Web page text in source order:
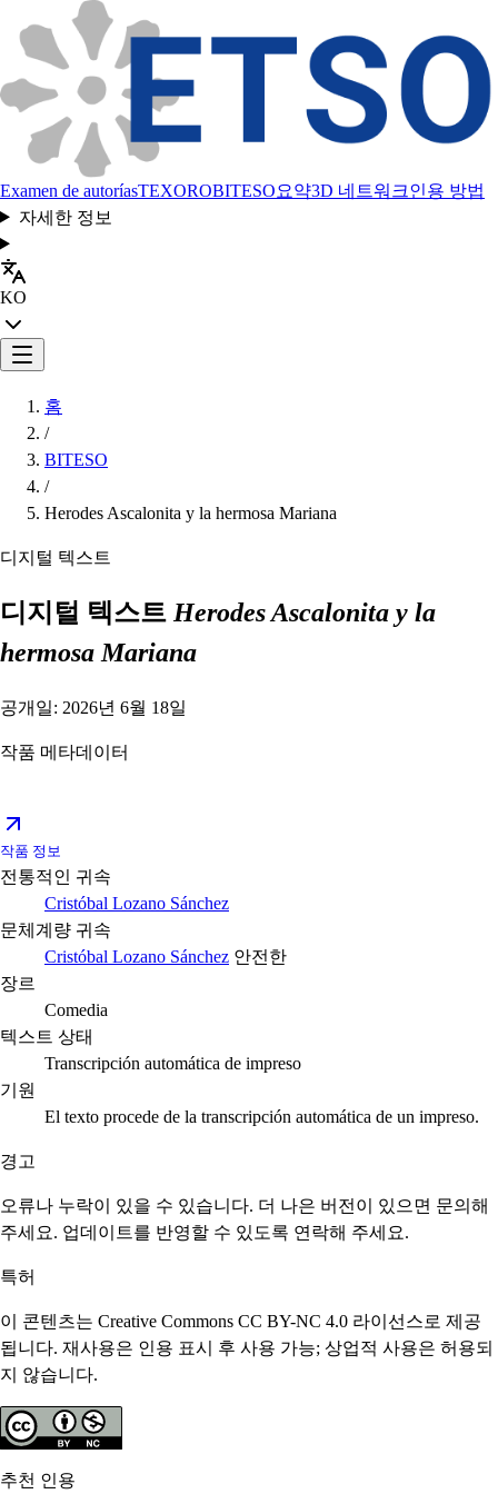
Examen de autoríasTEXOROBITESO요약3D 네트워크인용 방법
자세한 정보
KO
홈
/
BITESO
/
Herodes Ascalonita y la hermosa Mariana
디지털 텍스트
디지털 텍스트 Herodes Ascalonita y la
hermosa Mariana
공개일: 2026년 6월 18일
작품 메타데이터
작품 정보
전통적인 귀속
Cristóbal Lozano Sánchez
문체계량 귀속
Cristóbal Lozano Sánchez 안전한
장르
Comedia
텍스트 상태
Transcripción automática de impreso
기원
El texto procede de la transcripción automática de un impreso.
경고
오류나 누락이 있을 수 있습니다. 더 나은 버전이 있으면 문의해
주세요. 업데이트를 반영할 수 있도록 연락해 주세요.
특허
이 콘텐츠는 Creative Commons CC BY-NC 4.0 라이선스로 제공
됩니다. 재사용은 인용 표시 후 사용 가능; 상업적 사용은 허용되
지 않습니다.
추천 인용